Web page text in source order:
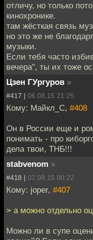
отличу, но только
кинохронике.
там жёсткая связь
но это же не
музыки.
Если тебя часто
вечера", ты их тоже
Цзен ГУргуров »
#417 | 06.08.15 21:25
Кому: Майкл_С, #408
Он в России еще и
понимать - про
дела твои, ТНБ!!!
stabvenom »
#418 | 07.08.15 00:22
Кому: joper, #407
> а можно отдельно
Можно ли в супе